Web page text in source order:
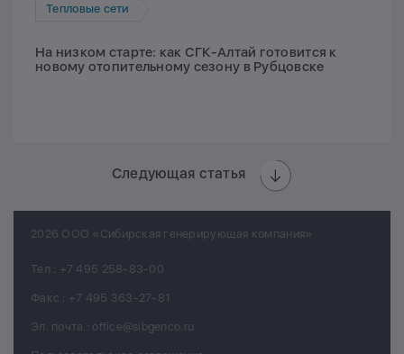
Тепловые сети
На низком старте: как СГК-Алтай готовится к
новому отопительному сезону в Рубцовске
Следующая статья
2026 ООО «Сибирская генерирующая компания»
Тел.: +7 495 258-83-00
Факс.: +7 495 363-27-81
Эл. почта.: office@sibgenco.ru